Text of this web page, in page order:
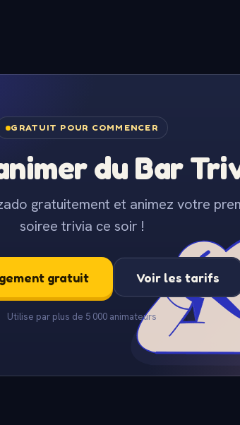
GRATUIT POUR COMMENCER
du Bar
gratuitement et animez votre
soiree trivia ce soir !
gratuit Voir les tarifs
Utilise par plus de 5 000 animateurs